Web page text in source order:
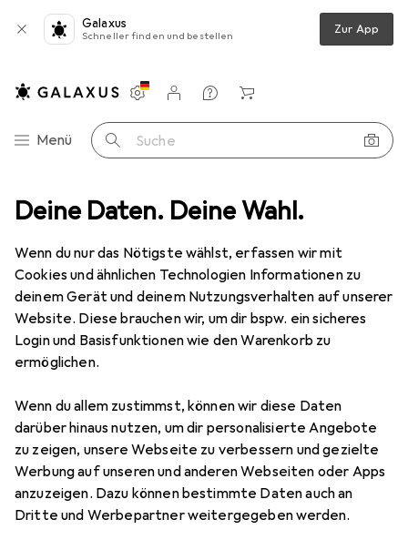
Deine Daten. Deine Wahl.
Wenn du nur das Nötigste wählst, erfassen wir mit
Cookies und ähnlichen Technologien Informationen zu
deinem Gerät und deinem Nutzungsverhalten auf unserer
Website. Diese brauchen wir, um dir bspw. ein sicheres
Login und Basisfunktionen wie den Warenkorb zu
ermöglichen.
Wenn du allem zustimmst, können wir diese Daten
darüber hinaus nutzen, um dir personalisierte Angebote
zu zeigen, unsere Webseite zu verbessern und gezielte
Werbung auf unseren und anderen Webseiten oder Apps
anzuzeigen. Dazu können bestimmte Daten auch an
Dritte und Werbepartner weitergegeben werden.
Galaxus
Schneller finden und bestellen Zur App
Navigation nach Kategorien
Menü Suche
Einstellungen
Kundenkonto
Vergleichslisten
Merklisten
Warenkorb
Lichttechnik Lichttechnik Zubehör Evolite HazeBox 1500
6 Bilder
EvoliteHazeBox 1500
Preis in EUR inkl. MwSt.
EUR
610,99
Bewertungen Marke
Mehr von Evolite